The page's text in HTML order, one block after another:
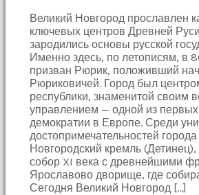
Великий Новгород прославлен
ключевых центров Древней
зародились основы русской
Именно здесь, по летописям, в
призван Рюрик, положивший
Рюриковичей. Город был
республики, знаменитой своим
управлением — одной из
демократии в Европе. Среди
достопримечательностей
Новгородский кремль
собор XI века с древнейшими
Ярославово дворище, где
Сегодня Великий Новгород […]